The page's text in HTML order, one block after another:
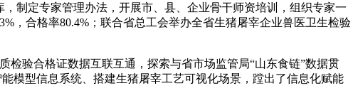
制定专家管理办法，开展市、县、企业骨干师资培训，组织专家一
，合格率80.4%；联合省总工会举办全省生猪屠宰企业兽医卫生检验
验合格证数据互联互通，探索与省市场监管局“山东食链”数据贯
模型信息系统、搭建生猪屠宰工艺可视化场景，蹚出了信息化赋能